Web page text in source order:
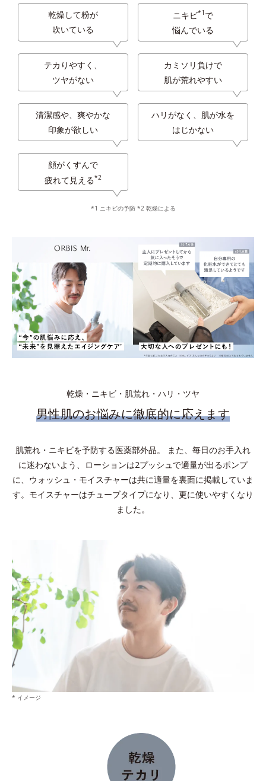
乾燥して粉が
吹いている
ニキビ*1 で
悩んでいる
テカりやすく、
ツヤがない
カミソリ負けで
肌が荒れやすい
清潔感や、爽やかな
印象が欲しい
ハリがなく、肌が水を
はじかない
顔がくすんで
疲れて見える*2
*1 ニキビの予防 *2 乾燥による
乾燥・ニキビ・肌荒れ・ハリ・ツヤ
男性肌のお悩みに徹底的に応えます
肌荒れ・ニキビを予防する医薬部外品。 また、毎日のお手入れ
に迷わないよう、ローションは2プッシュで適量が出るポンプ
に、ウォッシュ・モイスチャーは共に適量を裏面に掲載していま
す。モイスチャーはチューブタイプになり、更に使いやすくなり
ました。
* イメージ